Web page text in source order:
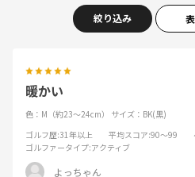
絞り込み
暖かい
色：M（約23～24cm）
サイズ：BK(黒)
ゴルフ歴:31年以上 平均スコア:90～99
ゴルファータイプ:アクティブ
よっちゃん